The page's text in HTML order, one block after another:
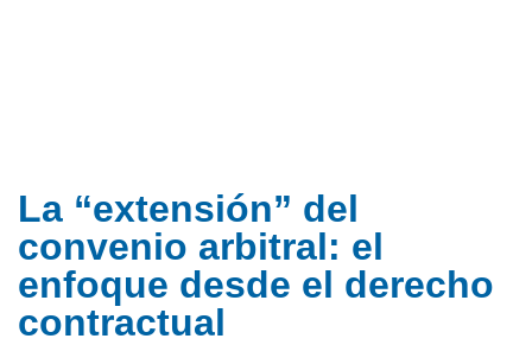
La “extensión” del
convenio arbitral: el
enfoque desde el derecho
contractual